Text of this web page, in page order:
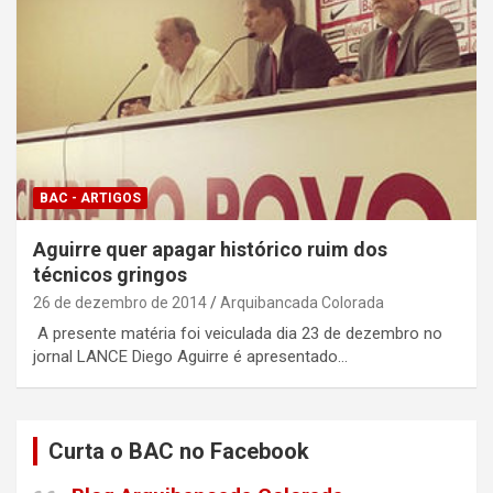
BAC - ARTIGOS
Aguirre quer apagar histórico ruim dos
técnicos gringos
26 de dezembro de 2014 Arquibancada Colorada
A presente matéria foi veiculada dia 23 de dezembro no
jornal LANCE Diego Aguirre é apresentado…
Curta o BAC no Facebook